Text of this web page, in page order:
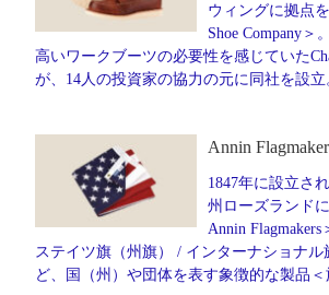
ウィングに拠点
Shoe Company＞
高いワークブーツの必要性を感じていた
が、14人の投資家の協力の元に同社を設立
Annin
1847年に設立さ
州ローズランド
Annin
ステイツ旗（州旗） / インターナショナル
ど、国（州）や団体を表す象徴的な製品＜